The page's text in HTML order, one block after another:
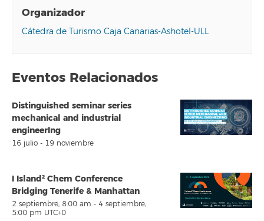
Organizador
Cátedra de Turismo Caja Canarias-Ashotel-ULL
Eventos Relacionados
Distinguished seminar series
mechanical and industrial
engineerIng
16 julio - 19 noviembre
I Island² Chem Conference
Bridging Tenerife & Manhattan
2 septiembre, 8:00 am - 4 septiembre,
5:00 pm UTC+0